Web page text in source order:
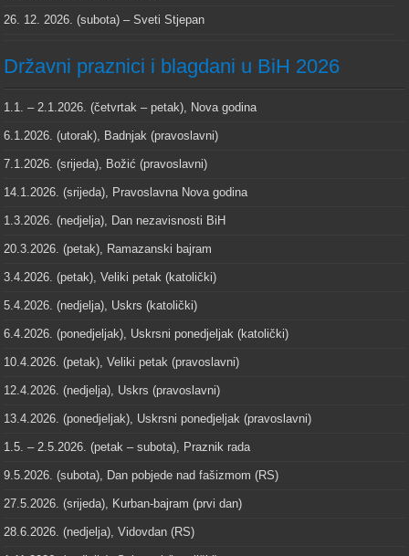
26. 12. 2026. (subota) – Sveti Stjepan
Državni praznici i blagdani u BiH 2026
1.1. – 2.1.2026. (četvrtak – petak), Nova godina
6.1.2026. (utorak), Badnjak (pravoslavni)
7.1.2026. (srijeda), Božić (pravoslavni)
14.1.2026. (srijeda), Pravoslavna Nova godina
1.3.2026. (nedjelja), Dan nezavisnosti BiH
20.3.2026. (petak), Ramazanski bajram
3.4.2026. (petak), Veliki petak (katolički)
5.4.2026. (nedjelja), Uskrs (katolički)
6.4.2026. (ponedjeljak), Uskrsni ponedjeljak (katolički)
10.4.2026. (petak), Veliki petak (pravoslavni)
12.4.2026. (nedjelja), Uskrs (pravoslavni)
13.4.2026. (ponedjeljak), Uskrsni ponedjeljak (pravoslavni)
1.5. – 2.5.2026. (petak – subota), Praznik rada
9.5.2026. (subota), Dan pobjede nad fašizmom (RS)
27.5.2026. (srijeda), Kurban-bajram (prvi dan)
28.6.2026. (nedjelja), Vidovdan (RS)